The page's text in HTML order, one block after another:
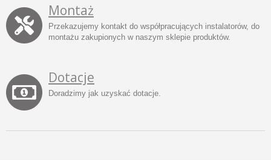
Montaż
Przekazujemy kontakt do współpracujących instalatorów, do
montażu zakupionych w naszym sklepie produktów.
Dotacje
Doradzimy jak uzyskać dotacje.